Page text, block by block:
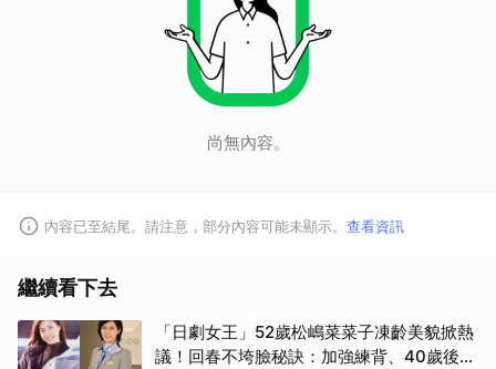
尚無內容。
內容已至結尾。請注意，部分內容可能未顯示。 查看資訊
繼續看下去
「日劇女王」52歲松嶋菜菜子凍齡美貌掀熱
議！回春不垮臉秘訣：加強練背、40歲後飲